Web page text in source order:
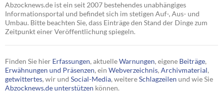
Abzocknews.de ist ein seit 2007 bestehendes unabhängiges
Informationsportal und befindet sich im stetigen Auf-, Aus- und
Umbau. Bitte beachten Sie, dass Einträge den Stand der Dinge zum
Zeitpunkt einer Veröffentlichung spiegeln.
Finden Sie hier Erfassungen, aktuelleWarnungen, eigene Beiträge,
Erwähnungen und Präsenzen, ein Webverzeichnis, Archivmaterial,
getwittertes, wir und Social-Media, weitereSchlagzeilen und wie Sie
Abzocknews.de unterstützen können.